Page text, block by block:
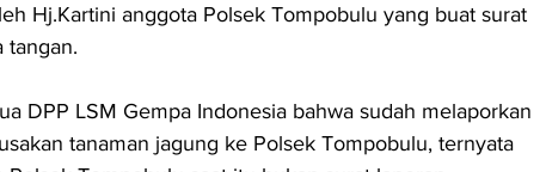
Hj.Kartini anggota Polsek Tompobulu yang buat surat
tangan.
DPP LSM Gempa Indonesia bahwa sudah melaporkan
tanaman jagung ke Polsek Tompobulu, ternyata